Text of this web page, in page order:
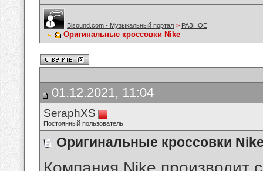
Bisound.com - Музыкальный портал > РАЗНОЕ
Оригинальные кроссовки Nike
01.12.2021, 11:04
SeraphXS
Постоянный пользователь
Оригинальные кроссовки